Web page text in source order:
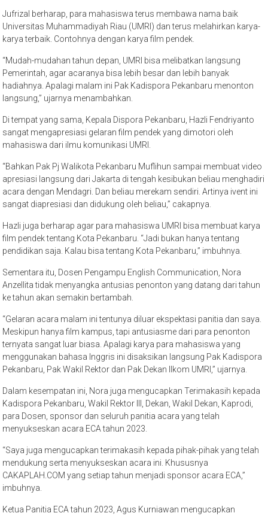
Jufrizal berharap, para mahasiswa terus membawa nama baik
Universitas Muhammadiyah Riau (UMRI) dan terus melahirkan karya-
karya terbaik. Contohnya dengan karya film pendek.
“Mudah-mudahan tahun depan, UMRI bisa melibatkan langsung
Pemerintah, agar acaranya bisa lebih besar dan lebih banyak
hadiahnya. Apalagi malam ini Pak Kadispora Pekanbaru menonton
langsung,” ujarnya menambahkan.
Di tempat yang sama, Kepala Dispora Pekanbaru, Hazli Fendriyanto
sangat mengapresiasi gelaran film pendek yang dimotori oleh
mahasiswa dari ilmu komunikasi UMRI.
“Bahkan Pak Pj Walikota Pekanbaru Muflihun sampai membuat video
apresiasi langsung dari Jakarta di tengah kesibukan beliau menghadiri
acara dengan Mendagri. Dan beliau merekam sendiri. Artinya ivent ini
sangat diapresiasi dan didukung oleh beliau,” cakapnya.
Hazli juga berharap agar para mahasiswa UMRI bisa membuat karya
film pendek tentang Kota Pekanbaru. “Jadi bukan hanya tentang
pendidikan saja. Kalau bisa tentang Kota Pekanbaru,” imbuhnya.
Sementara itu, Dosen Pengampu English Communication, Nora
Anzellita tidak menyangka antusias penonton yang datang dari tahun
ke tahun akan semakin bertambah.
“Gelaran acara malam ini tentunya diluar ekspektasi panitia dan saya.
Meskipun hanya film kampus, tapi antusiasme dari para penonton
ternyata sangat luar biasa. Apalagi karya para mahasiswa yang
menggunakan bahasa Inggris ini disaksikan langsung Pak Kadispora
Pekanbaru, Pak Wakil Rektor dan Pak Dekan Ilkom UMRI,” ujarnya.
Dalam kesempatan ini, Nora juga mengucapkan Terimakasih kepada
Kadispora Pekanbaru, Wakil Rektor III, Dekan, Wakil Dekan, Kaprodi,
para Dosen, sponsor dan seluruh panitia acara yang telah
menyukseskan acara ECA tahun 2023.
“Saya juga mengucapkan terimakasih kepada pihak-pihak yang telah
mendukung serta menyukseskan acara ini. Khususnya
CAKAPLAH.COM yang setiap tahun menjadi sponsor acara ECA,”
imbuhnya.
Ketua Panitia ECA tahun 2023, Agus Kurniawan mengucapkan